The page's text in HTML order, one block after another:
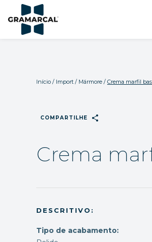
Início / Import / Mármore / Crema marfil
COMPARTILHE share
Crema
DESCRITIVO:
Tipo de acabamento: